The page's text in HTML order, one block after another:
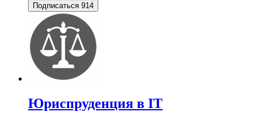
Подписаться 914
Юриспруденция в IT